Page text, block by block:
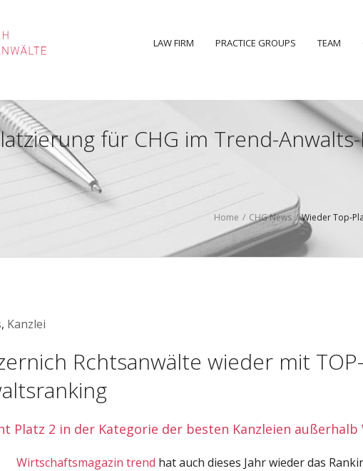
LAW FIRM PRACTICE GROUPS TEAM
für CHG im Trend-
Home / CHG News /Wieder Top-
, Kanzlei
Rchtsanwälte wieder mit
Platz 2 in der Kategorie der besten Kanzleien außerhalb
Wirtschaftsmagazin trend hat auch dieses Jahr wieder das